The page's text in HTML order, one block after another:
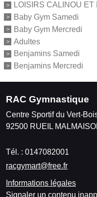
LOISIRS CALINOU ET
Baby Gym Samedi
Baby Gym Mercredi
Adultes
Benjamins Samedi
Benjamins Mercredi
RAC Gymnastique
Centre Sportif du Vert-
92500 RUEIL
Tél. : 0147082001
racgymart@free.fr
Informations légales
Signaler un contenu